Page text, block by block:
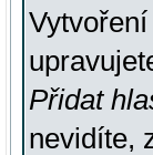
Přidat
nevidíte,